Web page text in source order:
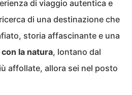
di viaggio autentica e
di una destinazione che
storia affascinante e una
la natura, lontano dal
affollate, allora sei nel posto